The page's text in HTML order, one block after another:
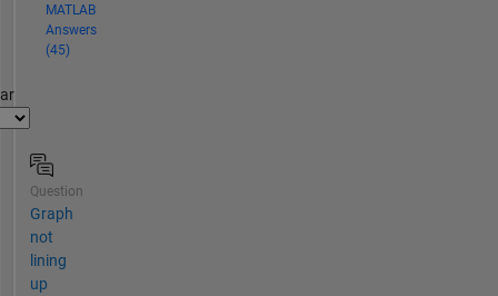
MATLAB
Answers
(45)
Question
Graph
not
lining
up